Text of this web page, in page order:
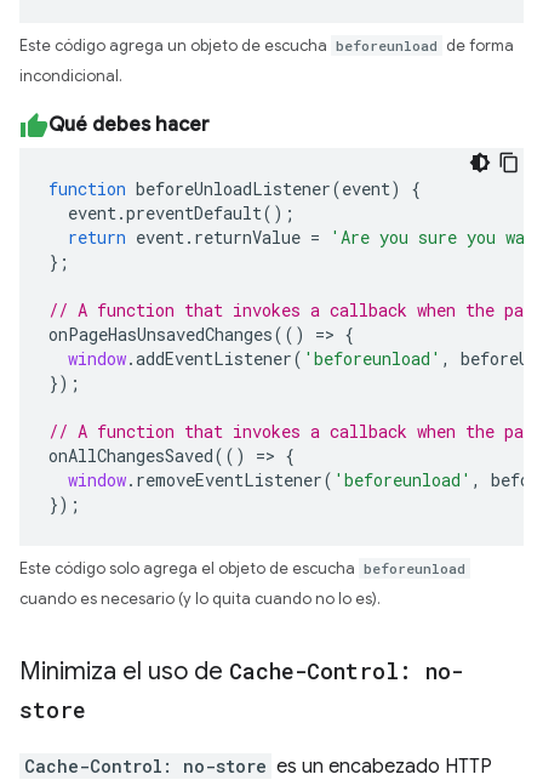
Este código agrega un objeto de escucha beforeunload de forma
incondicional.
Qué debes hacer
function beforeUnloadListener(event)
{
event.preventDefault();
return event. returnValue =
'Are you sure you
};
// A function that invokes a callback when the page
onPageHasUnsavedChanges(() => {
window.addEventListener( 'beforeunload' ,
});
// A function that invokes a callback when the
onAllChangesSaved(() => {
window. removeEventListener( 'beforeunload' ,
});
Este código solo agrega el objeto de escucha beforeunload
cuando es necesario (y lo quita cuando no lo es).
Minimiza el uso de Cache-Control: no-
store
Cache-Control: no-store es un encabezado HTTP